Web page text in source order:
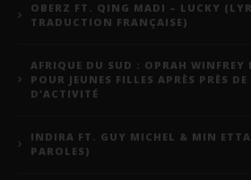
OBERZ FT. QING MADI – LUCKY
TRADUCTION FRANÇAISE)
AFRIQUE DU SUD : OPRAH WINFREY
POUR JEUNES FILLES APRÈS PRÈS
D’ACTIVITÉ
INDIRA FT. GUY MICHEL & MIN
PAROLES)